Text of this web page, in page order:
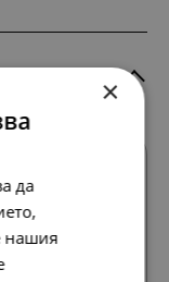
×
да
нашия